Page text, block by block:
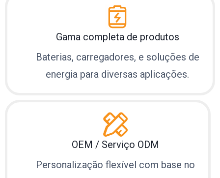
Gama completa de produtos
Baterias, carregadores, e soluções de
energia para diversas aplicações.
OEM / Serviço ODM
Personalização flexível com base no